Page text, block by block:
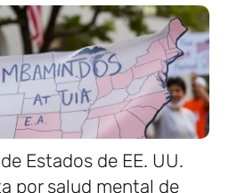
Estados de EE. UU.
por salud mental de